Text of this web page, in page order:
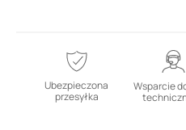
Ubezpieczona
przesyłka
Wsparcie